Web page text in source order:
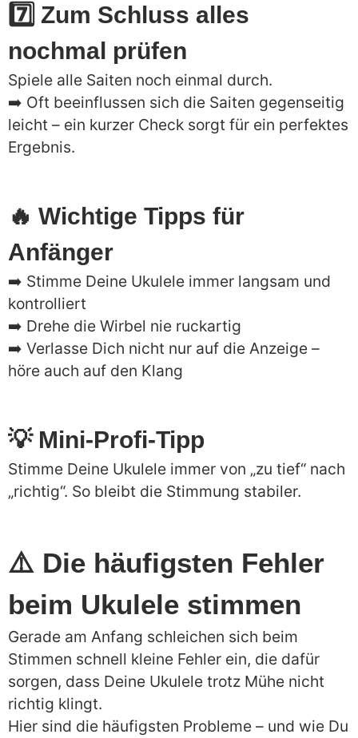
7️⃣ Zum Schluss alles
nochmal prüfen
Spiele alle Saiten noch einmal durch.
➡️ Oft beeinflussen sich die Saiten gegenseitig
leicht – ein kurzer Check sorgt für ein perfektes
Ergebnis.
🔥 Wichtige Tipps für
Anfänger
➡️ Stimme Deine Ukulele immer langsam und
kontrolliert
➡️ Drehe die Wirbel nie ruckartig
➡️ Verlasse Dich nicht nur auf die Anzeige –
höre auch auf den Klang
💡 Mini-Profi-Tipp
Stimme Deine Ukulele immer von „zu tief“ nach
„richtig“. So bleibt die Stimmung stabiler.
⚠️ Die häufigsten Fehler
beim Ukulele stimmen
Gerade am Anfang schleichen sich beim
Stimmen schnell kleine Fehler ein, die dafür
sorgen, dass Deine Ukulele trotz Mühe nicht
richtig klingt.
Hier sind die häufigsten Probleme – und wie Du